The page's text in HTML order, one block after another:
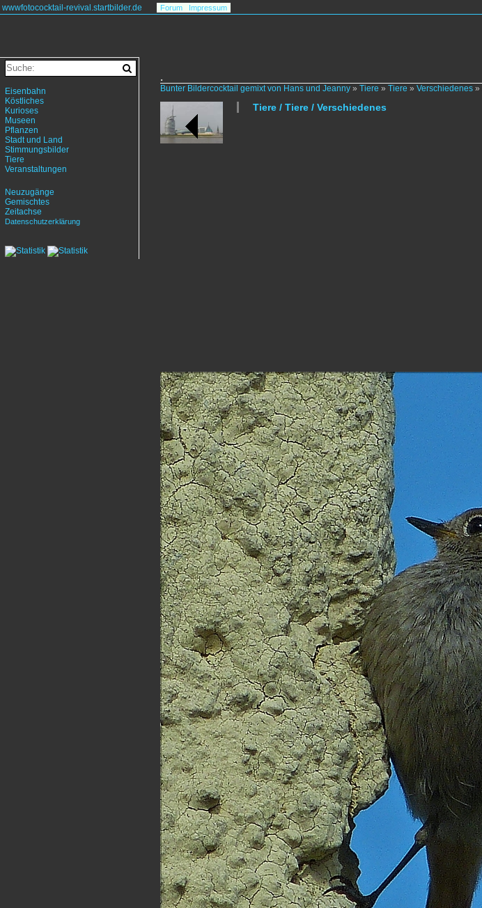
wwwfotococktail-revival.startbilder.de Forum Impressum
.
Bunter Bildercocktail gemixt von Hans und Jeanny » Tiere » Tiere » Verschiedenes »
Tiere / Tiere / Verschiedenes
Eisenbahn
Köstliches
Kurioses
Museen
Pflanzen
Stadt und Land
Stimmungsbilder
Tiere
Veranstaltungen
Neuzugänge
Gemischtes
Zeitachse
Datenschutzerklärung